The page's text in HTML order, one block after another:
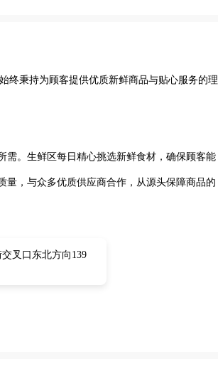
终秉持为顾客提供优质新鲜商品与贴心服务的理
需。生鲜区每日精心挑选新鲜食材，确保顾客能
量，与众多优质供应商合作，从源头保障商品的
宽敞明亮的购物环境、便捷的购物通道、齐全
叉口东北方向139